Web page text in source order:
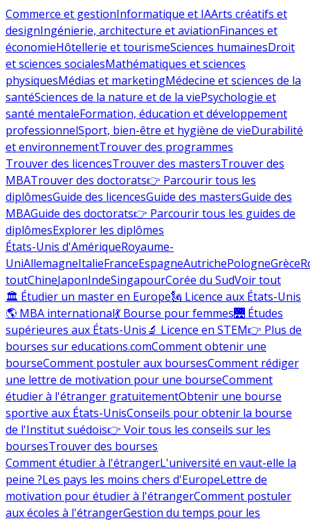
Commerce et gestionInformatique et IAArts créatifs et
designIngénierie, architecture et aviationFinances et
économieHôtellerie et tourismeSciences humainesDroit
et sciences socialesMathématiques et sciences
physiquesMédias et marketingMédecine et sciences de la
santéSciences de la nature et de la viePsychologie et
santé mentaleFormation, éducation et développement
professionnelSport, bien-être et hygiène de vieDurabilité
et environnementTrouver des programmes
Trouver des licencesTrouver des mastersTrouver des
MBATrouver des doctorats👉 Parcourir tous les
diplômesGuide des licencesGuide des mastersGuide des
MBAGuide des doctorats👉 Parcourir tous les guides de
diplômesExplorer les diplômes
États-Unis d'AmériqueRoyaume-
UniAllemagneItalieFranceEspagneAutrichePologneGrèce
toutChineJaponIndeSingapourCorée du SudVoir tout
🏛 Étudier un master en Europe🗽 Licence aux États-Unis
🌎 MBA international💃 Bourse pour femmes🌉 Études
supérieures aux États-Unis🔬 Licence en STEM👉 Plus de
bourses sur educations.comComment obtenir une
bourseComment postuler aux boursesComment rédiger
une lettre de motivation pour une bourseComment
étudier à l'étranger gratuitementObtenir une bourse
sportive aux États-UnisConseils pour obtenir la bourse
de l'Institut suédois👉 Voir tous les conseils sur les
boursesTrouver des bourses
Comment étudier à l'étrangerL'université en vaut-elle la
peine ?Les pays les moins chers d'EuropeLettre de
motivation pour étudier à l'étrangerComment postuler
aux écoles à l'étrangerGestion du temps pour les